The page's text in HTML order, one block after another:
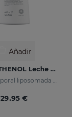
Añadir
SESPANTHENOL Leche Corporal
29.95 €